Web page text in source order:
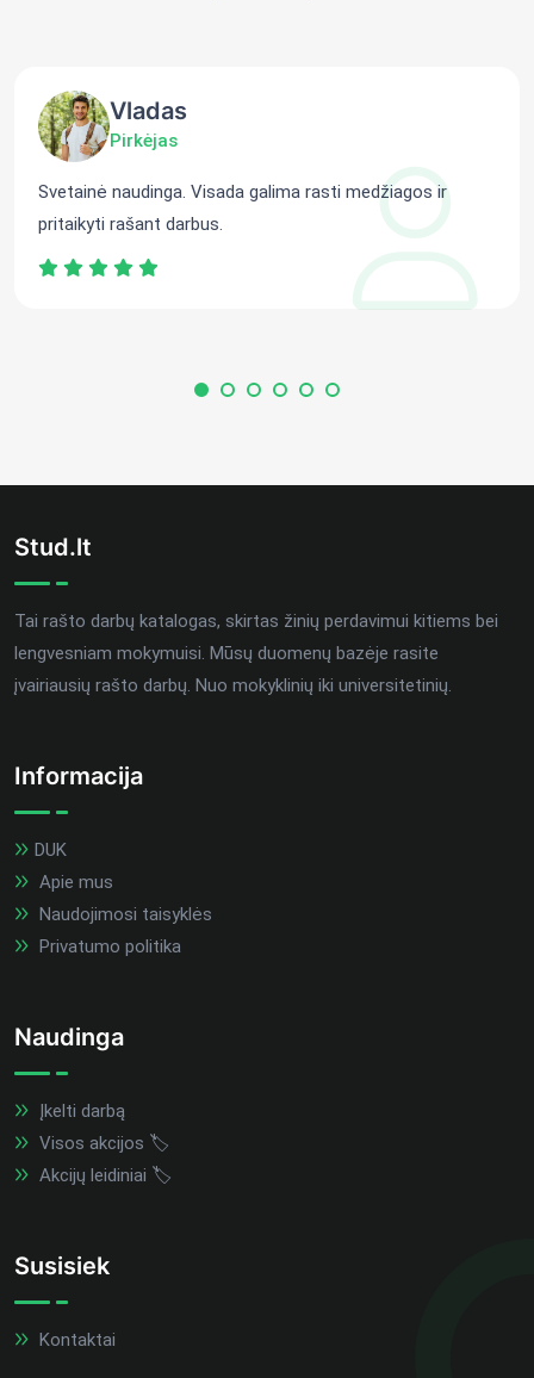
Vladas
Pirkėjas
Svetainė naudinga. Visada galima rasti medžiagos ir
pritaikyti rašant darbus.
Stud.lt
Tai rašto darbų katalogas, skirtas žinių perdavimui kitiems bei
lengvesniam mokymuisi. Mūsų duomenų bazėje rasite
įvairiausių rašto darbų. Nuo mokyklinių iki universitetinių.
Informacija
DUK
Apie mus
Naudojimosi taisyklės
Privatumo politika
Naudinga
Įkelti darbą
Visos akcijos 🏷️
Akcijų leidiniai 🏷️
Susisiek
Kontaktai